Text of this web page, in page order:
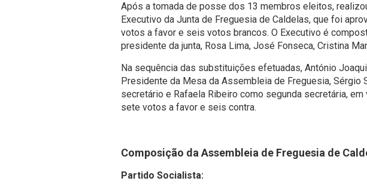
Após a tomada de posse dos 13 membros eleitos,
Executivo da Junta de Freguesia de Caldelas, que foi
votos a favor e seis votos brancos. O Executivo é
presidente da junta, Rosa Lima, José Fonseca, Cristina
Na sequência das substituições efetuadas, António
Presidente da Mesa da Assembleia de Freguesia, Sérgio
secretário e Rafaela Ribeiro como segunda secretária,
sete votos a favor e seis contra.
Composição da Assembleia de Freguesia de
Partido Socialista: